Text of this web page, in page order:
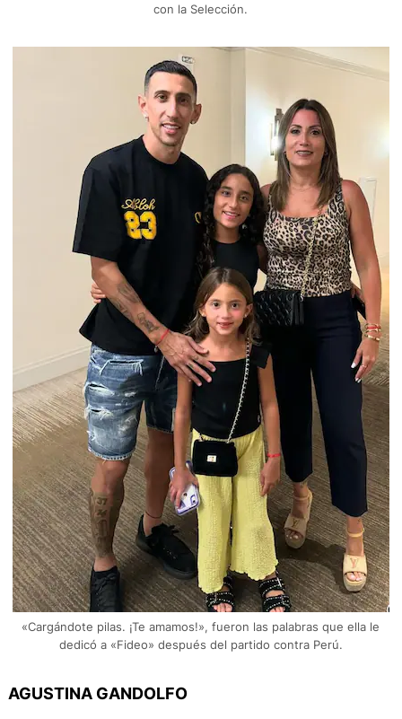
con la Selección.
«Cargándote pilas. ¡Te amamos!», fueron las palabras que ella le
dedicó a «Fideo» después del partido contra Perú.
AGUSTINA GANDOLFO